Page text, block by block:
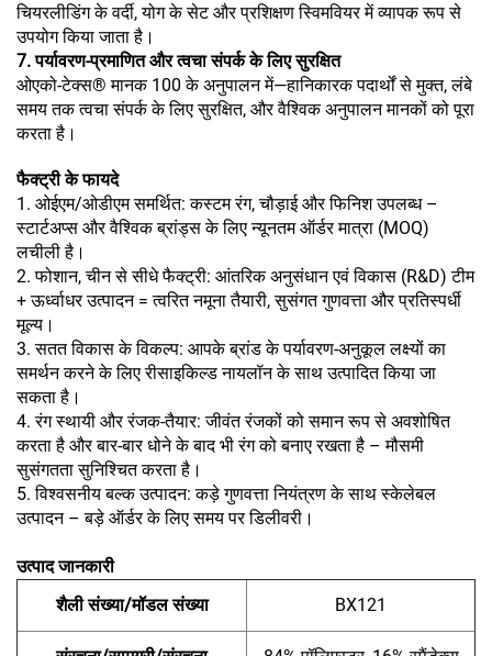
चियरलीडिंग के वर्दी, योग के सेट और प्रशिक्षण स्विमवियर में व्यापक रूप से
उपयोग किया जाता है।
7. पर्यावरण-प्रमाणित और त्वचा संपर्क के लिए सुरक्षित
ओएको-टेक्स® मानक 100 के अनुपालन में—हानिकारक पदार्थों से मुक्त, लंबे
समय तक त्वचा संपर्क के लिए सुरक्षित, और वैश्विक अनुपालन मानकों को पूरा
करता है।
फैक्ट्री के फायदे
1. ओईएम/ओडीएम समर्थित: कस्टम रंग, चौड़ाई और फिनिश उपलब्ध –
स्टार्टअप्स और वैश्विक ब्रांड्स के लिए न्यूनतम ऑर्डर मात्रा (MOQ)
लचीली है।
2. फोशान, चीन से सीधे फैक्ट्री: आंतरिक अनुसंधान एवं विकास (R&D) टीम
+ ऊर्ध्वाधर उत्पादन = त्वरित नमूना तैयारी, सुसंगत गुणवत्ता और प्रतिस्पर्धी
मूल्य।
3. सतत विकास के विकल्प: आपके ब्रांड के पर्यावरण-अनुकूल लक्ष्यों का
समर्थन करने के लिए रीसाइकिल्ड नायलॉन के साथ उत्पादित किया जा
सकता है।
4. रंग स्थायी और रंजक-तैयार: जीवंत रंजकों को समान रूप से अवशोषित
करता है और बार-बार धोने के बाद भी रंग को बनाए रखता है – मौसमी
सुसंगतता सुनिश्चित करता है।
5. विश्वसनीय बल्क उत्पादन: कड़े गुणवत्ता नियंत्रण के साथ स्केलेबल
उत्पादन – बड़े ऑर्डर के लिए समय पर डिलीवरी।
उत्पाद जानकारी
शैली संख्या/मॉडल संख्या
BX121